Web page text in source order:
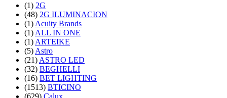
(1) 2G
(48) 2G ILUMINACION
(1) Acuity Brands
(1) ALL IN ONE
(1) ARTEIKE
(5) Astro
(21) ASTRO LED
(32) BEGHELLI
(16) BET LIGHTING
(1513) BTICINO
(629) Calux